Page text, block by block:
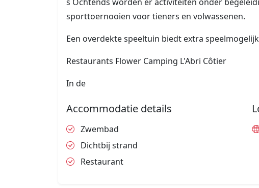
sporttoernooien voor tieners en volwassenen.
Een overdekte speeltuin biedt extra
Restaurants Flower Camping L'Abri Côtier
In de
Accommodatie details
Zwembad
Dichtbij strand
Restaurant